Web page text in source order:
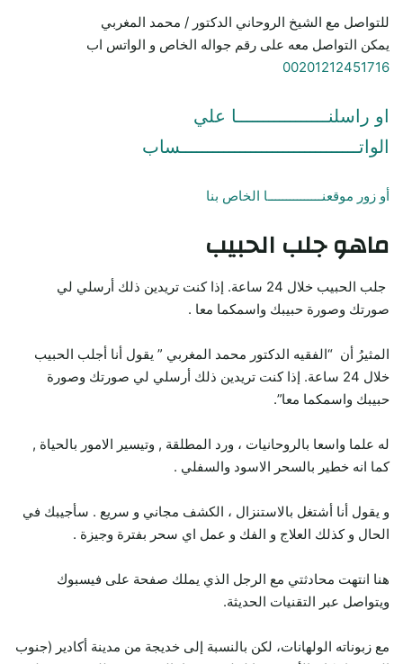
للتواصل مع الشيخ الروحاني الدكتور / محمد المغربي
يمكن التواصل معه على رقم جواله الخاص و الواتس اب
00201212451716
او راسلنـــــــــــــــــا علي
الواتـــــــــــــــــــــــــــــــــساب
أو زور موقعنـــــــــــــــا الخاص بنا
ماهو جلب الحبيب
جلب الحبيب خلال 24 ساعة. إذا كنت تريدين ذلك أرسلي لي
صورتك وصورة حبيبك واسمكما معا .
المثيرُ أن “الفقيه الدكتور محمد المغربي ” يقول أنا أجلب الحبيب
خلال 24 ساعة. إذا كنت تريدين ذلك أرسلي لي صورتك وصورة
حبيبك واسمكما معا”.
له علما واسعا بالروحانيات ، ورد المطلقة , وتيسير الامور بالحياة ,
كما انه خطير بالسحر الاسود والسفلي .
و يقول أنا أشتغل بالاستنزال ، الكشف مجاني و سريع . سأجيبك في
الحال و كذلك العلاج و الفك و عمل اي سحر بفترة وجيزة .
هنا انتهت محادثتي مع الرجل الذي يملك صفحة على فيسبوك
ويتواصل عبر التقنيات الحديثة.
مع زبوناته الولهانات، لكن بالنسبة إلى خديجة من مدينة أكادير (جنوب